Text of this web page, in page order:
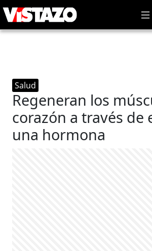
Salud
Regeneran los
corazón a través de
una hormona